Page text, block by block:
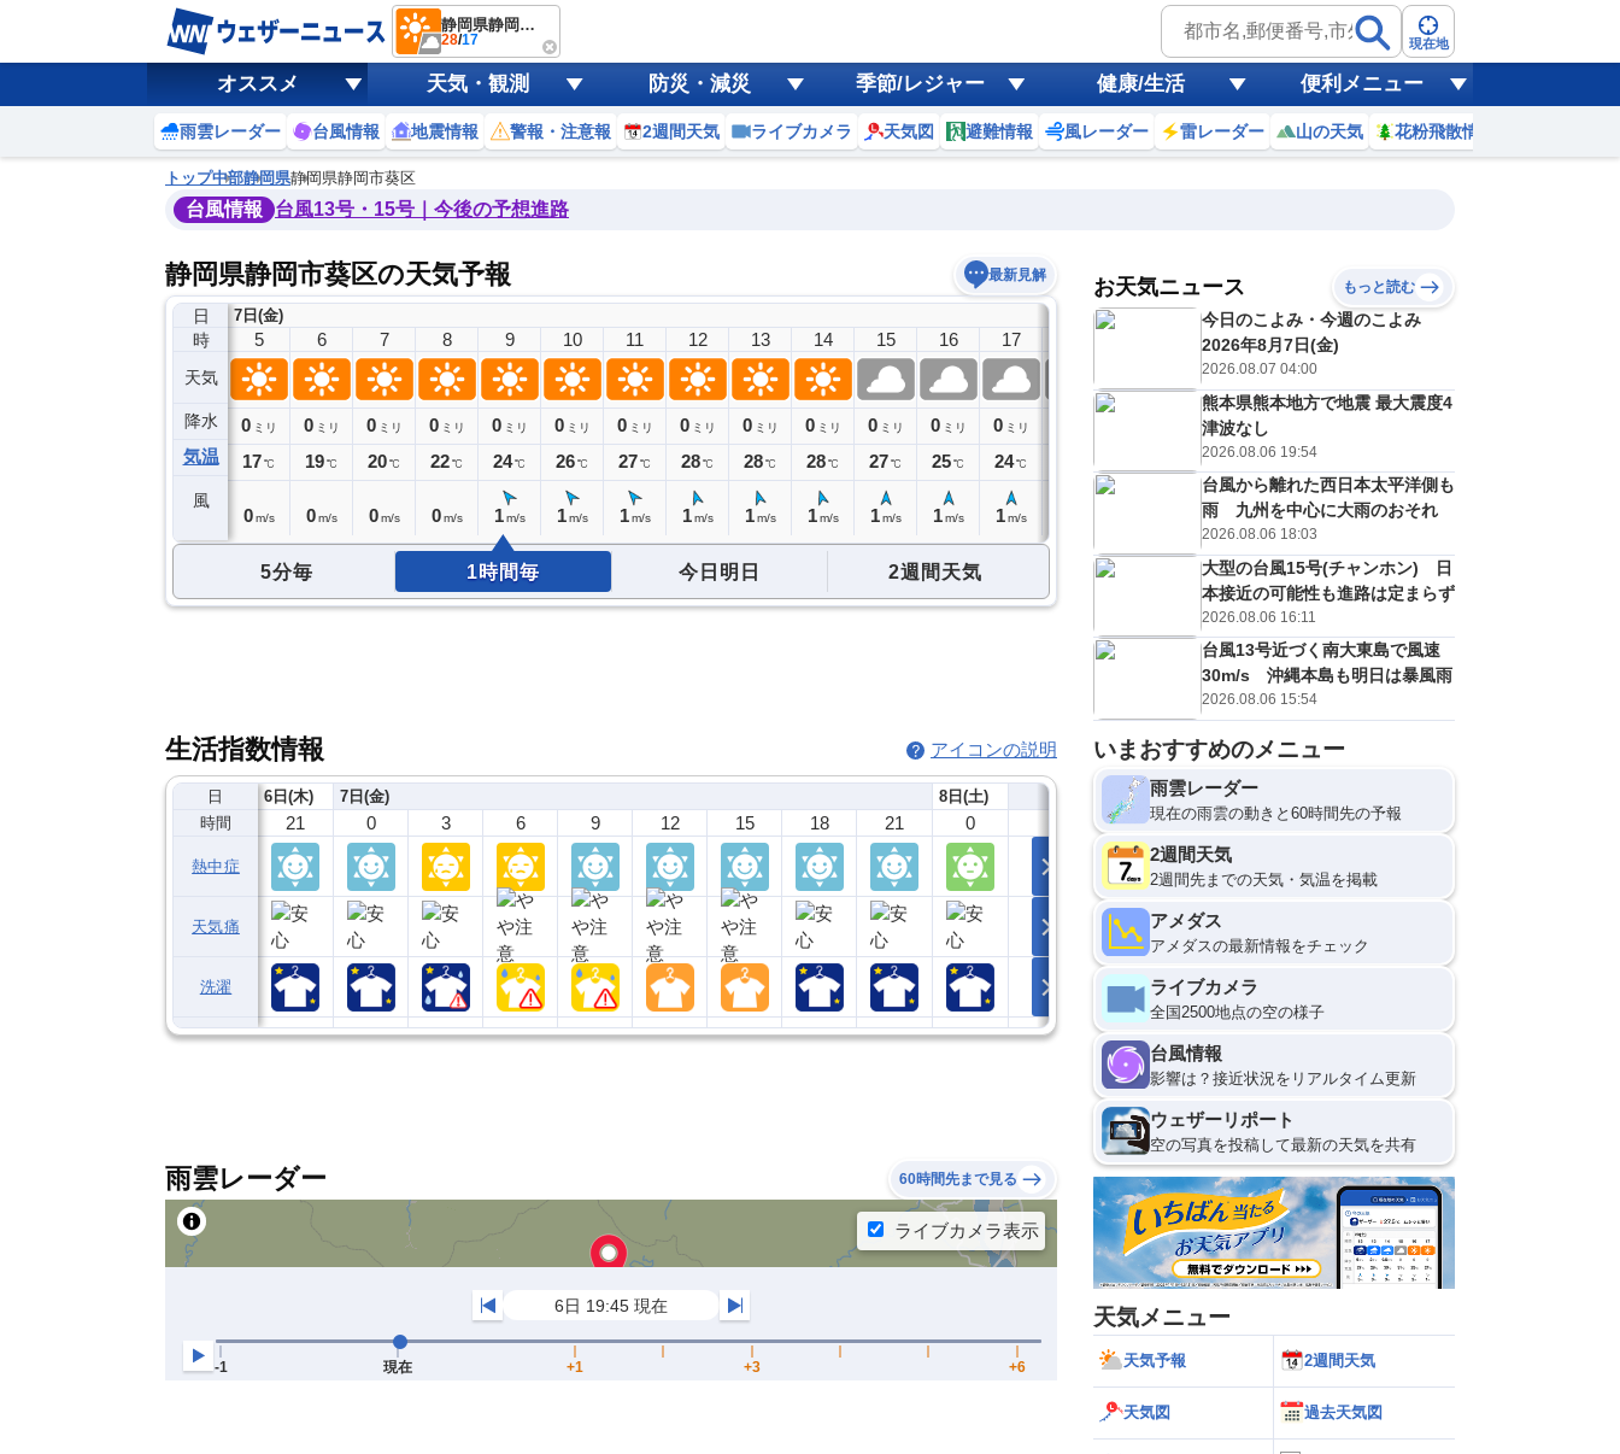
静岡県静岡市葵区
28/17 現在地
オススメ 天気・観測 防災・減災 季節/レジャー 健康/生活 便利メニュー
雨雲レーダー 台風情報 地震情報 警報・注意報 2週間天気 ライブカメラ 天気図 避難情報 風レーダー 雷レーダー 山の天気 花粉飛散情報
トップ中部静岡県静岡県静岡市葵区
台風情報 台風13号・15号｜今後の予想進路
静岡県静岡市葵区の天気予報 最新見解
日
時
天気
降水
気温
風
7日(金)
4
0ミリ
17℃
5
0 ミリ
17℃
0 m/s
6
0 ミリ
19℃
0 m/s
7
0 ミリ
20℃
0 m/s
8
0 ミリ
22℃
0 m/s
9
0 ミリ
24℃
1 m/s
10
0 ミリ
26℃
1 m/s
11
0 ミリ
27℃
1 m/s
12
0 ミリ
28℃
1 m/s
13
0 ミリ
28℃
1 m/s
14
0 ミリ
28℃
1 m/s
15
0 ミリ
27℃
1 m/s
16
0 ミリ
25℃
1 m/s
17
0 ミリ
24℃
1 m/s
20
ミリ
22
m/s
21
0 ミリ
21
0m/s
22
21
0 m/s 0m/s 0
5分毎 1時間毎 今日明日 2週間天気
生活指数情報 アイコンの説明
日
時間
熱中症
天気痛
洗濯
6日(木)
21
7日(金)
0 3 6 9 12 15 18 21
8日(土)
0
雨雲レーダー 60時間先まで見る
お天気ニュース もっと読む
今日のこよみ・今週のこよみ
2026年8月7日(金)
2026.08.07 04:00
熊本県熊本地方で地震 最大震度4
津波なし
2026.08.06 19:54
台風から離れた西日本太平洋側も
雨 九州を中心に大雨のおそれ
2026.08.06 18:03
大型の台風15号(チャンホン) 日
本接近の可能性も進路は定まらず
2026.08.06 16:11
台風13号近づく南大東島で風速
30m/s 沖縄本島も明日は暴風雨
2026.08.06 15:54
いまおすすめのメニュー
雨雲レーダー
現在の雨雲の動きと60時間先の予報
2週間天気
2週間先までの天気・気温を掲載
アメダス
アメダスの最新情報をチェック
ライブカメラ
全国2500地点の空の様子
台風情報
影響は？接近状況をリアルタイム更新
ウェザーリポート
空の写真を投稿して最新の天気を共有
天気メニュー
天気予報 2週間天気
天気図 過去天気図